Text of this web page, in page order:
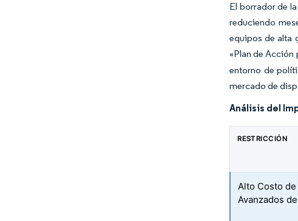
El borrador de
reduciendo
equipos de alta
«Plan de Acción
entorno de
mercado de
Análisis del
RESTRICCIÓN
Alto Costo
Avanzados